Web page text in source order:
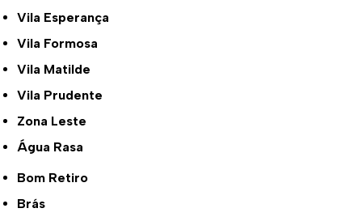
Vila Esperança
Vila Formosa
Vila Matilde
Vila Prudente
Zona Leste
Água Rasa
Bom Retiro
Brás